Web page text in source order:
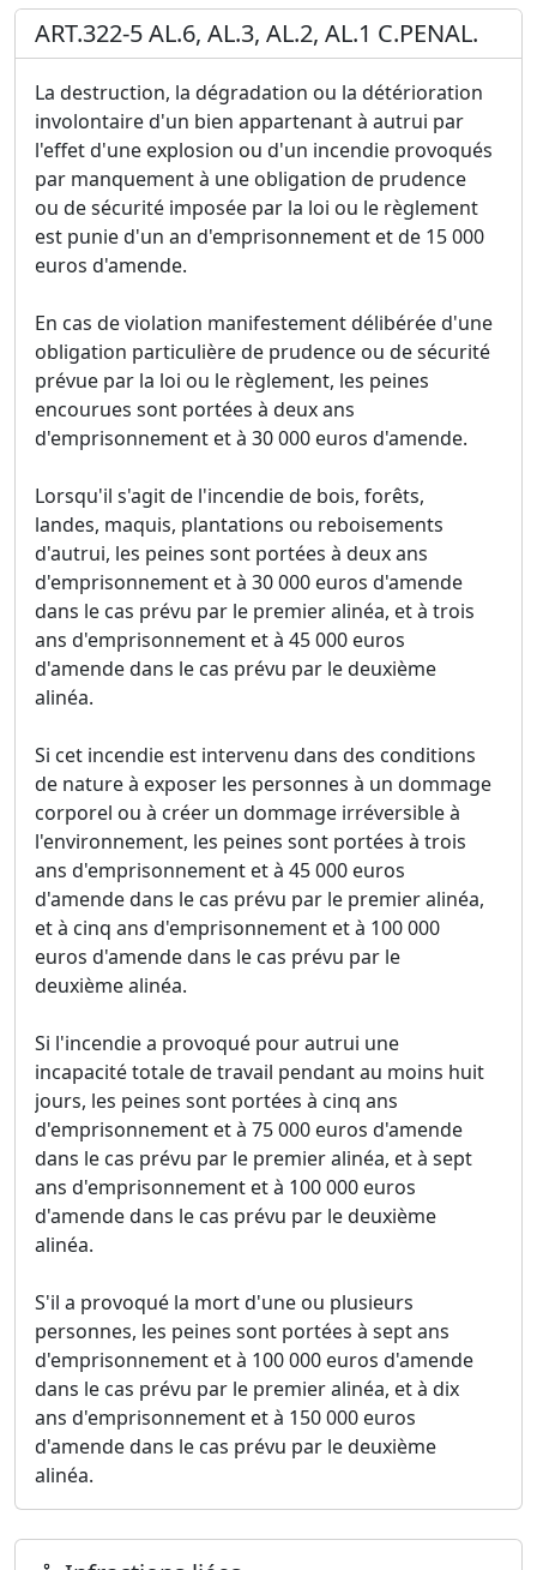
ART.322-5 AL.6, AL.3, AL.2, AL.1 C.PENAL.
La destruction, la dégradation ou la détérioration
involontaire d'un bien appartenant à autrui par
l'effet d'une explosion ou d'un incendie provoqués
par manquement à une obligation de prudence
ou de sécurité imposée par la loi ou le règlement
est punie d'un an d'emprisonnement et de 15 000
euros d'amende.
En cas de violation manifestement délibérée d'une
obligation particulière de prudence ou de sécurité
prévue par la loi ou le règlement, les peines
encourues sont portées à deux ans
d'emprisonnement et à 30 000 euros d'amende.
Lorsqu'il s'agit de l'incendie de bois, forêts,
landes, maquis, plantations ou reboisements
d'autrui, les peines sont portées à deux ans
d'emprisonnement et à 30 000 euros d'amende
dans le cas prévu par le premier alinéa, et à trois
ans d'emprisonnement et à 45 000 euros
d'amende dans le cas prévu par le deuxième
alinéa.
Si cet incendie est intervenu dans des conditions
de nature à exposer les personnes à un dommage
corporel ou à créer un dommage irréversible à
l'environnement, les peines sont portées à trois
ans d'emprisonnement et à 45 000 euros
d'amende dans le cas prévu par le premier alinéa,
et à cinq ans d'emprisonnement et à 100 000
euros d'amende dans le cas prévu par le
deuxième alinéa.
Si l'incendie a provoqué pour autrui une
incapacité totale de travail pendant au moins huit
jours, les peines sont portées à cinq ans
d'emprisonnement et à 75 000 euros d'amende
dans le cas prévu par le premier alinéa, et à sept
ans d'emprisonnement et à 100 000 euros
d'amende dans le cas prévu par le deuxième
alinéa.
S'il a provoqué la mort d'une ou plusieurs
personnes, les peines sont portées à sept ans
d'emprisonnement et à 100 000 euros d'amende
dans le cas prévu par le premier alinéa, et à dix
ans d'emprisonnement et à 150 000 euros
d'amende dans le cas prévu par le deuxième
alinéa.